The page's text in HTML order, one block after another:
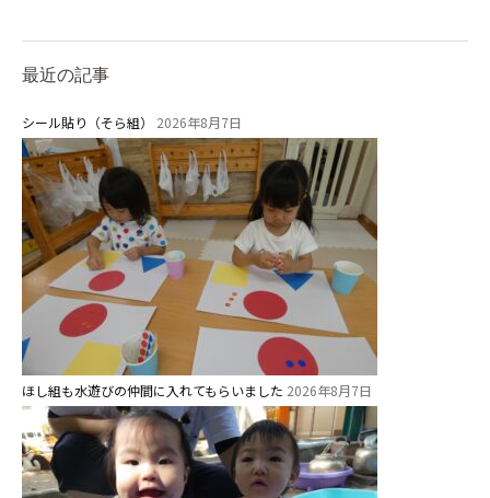
最近の記事
シール貼り（そら組） 2026年8月7日
ほし組も水遊びの仲間に入れてもらいました 2026年8月7日
美⽊多チコス
美⽊多チコスについて
美⽊多チコスブログ
未就園児クラス
0歳親子登園［マカロンクラス ]
1歳・2歳親子登園［マリポサクラ
ス ]
2歳児ひとり登園［ゆず組 ]
グループ施設・
関係先リンク